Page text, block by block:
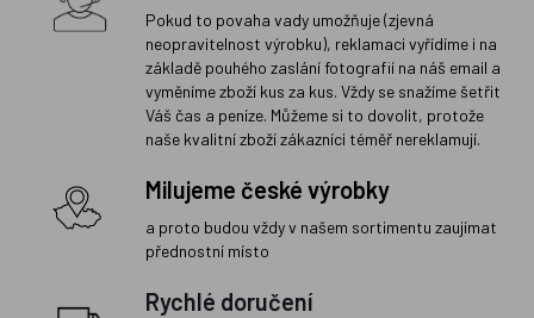
Pokud to povaha vady umožňuje (zjevná
neopravitelnost výrobku), reklamaci vyřídíme i na
základě pouhého zaslání fotografií na náš email a
vyměníme zboží kus za kus. Vždy se snažíme šetřit
Váš čas a peníze. Můžeme si to dovolit, protože
naše kvalitní zboží zákazníci téměř nereklamují.
Milujeme české výrobky
a proto budou vždy v našem sortimentu zaujímat
přednostní místo
Rychlé doručení